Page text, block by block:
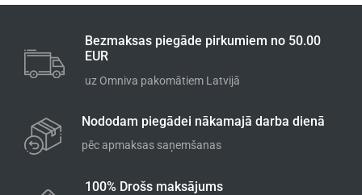
Bezmaksas piegāde pirkumiem no 50.00
EUR
uz Omniva pakomātiem Latvijā
Nododam piegādei nākamajā darba dienā
pēc apmaksas saņemšanas
100% Drošs maksājums